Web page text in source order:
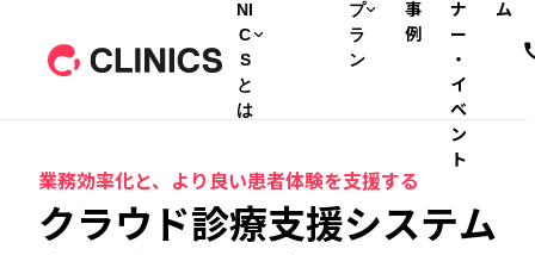
NI
C
S
と
は
プ
ラ
ン
事
例
ナ
ー
・
イ
ベ
ン
ト
ム
業務効率化と、より良い患者体験を支援する
クラウド診療支援システム